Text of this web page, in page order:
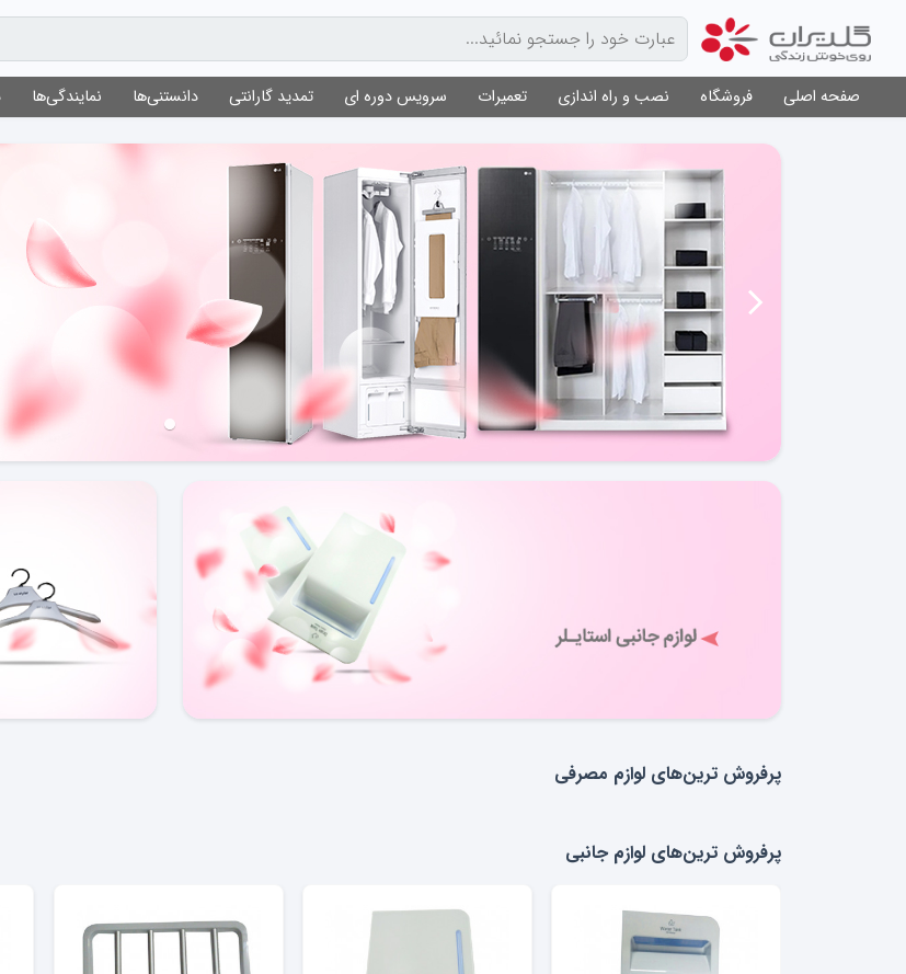
صفحه اصلی فروشگاه نصب و راه اندازی تعمیرات سرویس دوره ای تمدید گارانتی دانستنی‌ها نمایندگی‌ها
پرفروش ترین‌های لوازم مصرفی
پرفروش ترین‌های لوازم جانبی